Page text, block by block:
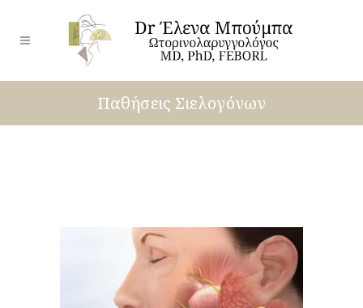
Παθήσεις Σιελογόνων